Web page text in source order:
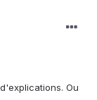
Ou